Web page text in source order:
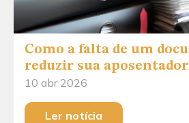
Como a falta de um
reduzir sua
10 abr 2026
Ler notícia